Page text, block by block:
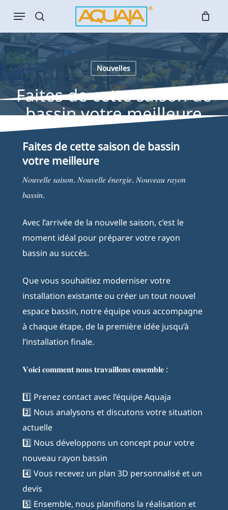
main
content
search
Menu
Nouvelles
Faites de cette saison de
bassin votre meilleure
Faites de cette saison de bassin
votre meilleure
𝑁𝑜𝑢𝑣𝑒𝑙𝑙𝑒 𝑠𝑎𝑖𝑠𝑜𝑛. 𝑁𝑜𝑢𝑣𝑒𝑙𝑙𝑒 𝑒́𝑛𝑒𝑟𝑔𝑖𝑒. 𝑁𝑜𝑢𝑣𝑒𝑎𝑢 𝑟𝑎𝑦𝑜𝑛
𝑏𝑎𝑠𝑠𝑖𝑛.
Avec l’arrivée de la nouvelle saison, c’est le
moment idéal pour préparer votre rayon
bassin au succès.
Que vous souhaitiez moderniser votre
installation existante ou créer un tout nouvel
espace bassin, notre équipe vous accompagne
à chaque étape, de la première idée jusqu’à
l’installation finale.
𝐕𝐨𝐢𝐜𝐢 𝐜𝐨𝐦𝐦𝐞𝐧𝐭 𝐧𝐨𝐮𝐬 𝐭𝐫𝐚𝐯𝐚𝐢𝐥𝐥𝐨𝐧𝐬 𝐞𝐧𝐬𝐞𝐦𝐛𝐥𝐞 :
1️⃣ Prenez contact avec l’équipe Aquaja
2️⃣ Nous analysons et discutons votre situation
actuelle
3️⃣ Nous développons un concept pour votre
nouveau rayon bassin
4️⃣ Vous recevez un plan 3D personnalisé et un
devis
5️⃣ Ensemble, nous planifions la réalisation et